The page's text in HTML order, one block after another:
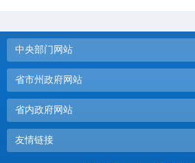
中央部门网站
省市州政府网站
省内政府网站
友情链接